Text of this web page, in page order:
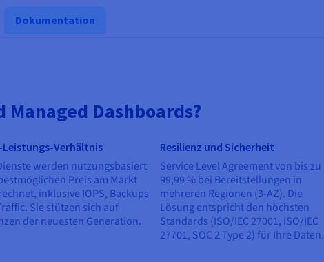
Dokumentation
Dashboards?
Leistungs-Verhältnis
werden nutzungsbasiert
Preis am Markt
inklusive IOPS, Backups
Sie stützen sich auf
der neuesten Generation.
Resilienz und Sicherheit
Service Level Agreement von bis zu
99,99 % bei Bereitstellungen in
mehreren Regionen (3-AZ). Die
Lösung entspricht den höchsten
Standards (ISO/IEC 27001, ISO/IEC
27701, SOC 2 Type 2) für Ihre Daten.